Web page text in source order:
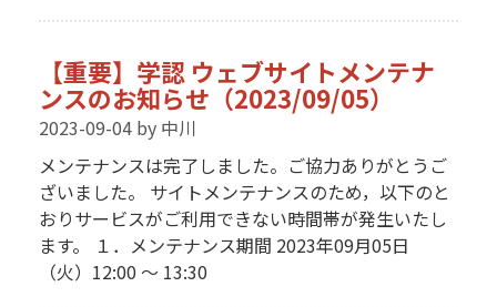
【重要】学認 ウェブサイトメンテナ
ンスのお知らせ（2023/09/05）
2023-09-04by 中川
メンテナンスは完了しました。ご協力ありがとうご
ざいました。 サイトメンテナンスのため，以下のと
おりサービスがご利用できない時間帯が発生いたし
ます。 １．メンテナンス期間 2023年09月05日
（火）12:00 〜 13:30